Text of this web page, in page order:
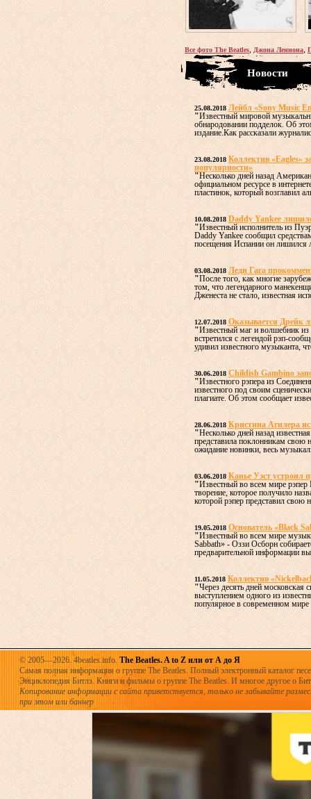
Все фото The Beatles, Джона Леннона,
Новости
25.08.2018 Лейбл «Sony Music
"Известный мировой
обнародовании подделок. Об
издание.Как рассказали
23.08.2018 Коллектив «Eagles»
популярности»
"Несколько дней назад
официальном ресурсе в
пластинок, который возглавил
10.08.2018 Daddy Yankee
"Известный исполнитель из
Daddy Yankee сообщил
посещения Испании он
03.08.2018 Леди Гага
"После того, как многие
том, что легендарного
Дженеста не стало, известная
12.07.2018 Оказывается Дрейк
"Известный маг и волшебник из
встретился с легендой рэп-
удивил известного музыканта,
30.06.2018 Childish Gambino
"Известного рэпера из
известного под своим
плагиате. Об этом сообщает
28.06.2018 Кристина Агилера
"Несколько дней назад
представила поклонникам свою
ожидание новинки, весь
03.06.2018 Канье Уэст устроил
"Известный во всем мире рэпер
творение, которое получило
которой рэпер представил свою
19.05.2018 Основатель «Black
"Известный во всем мире
Sabbath» - Оззи Осборн
предварительной информации
11.05.2018 Коллектив
"Через десять дней московская
выступлением одного из
популярное в современном мире
© 2005—2026. 4beatles.info. The Beatles. A to Z или от А до Я
Самая полная информация о группе The Beatles. Полный электронный каталог
Энциклопедия Битлз. Книги и фильмы о группе The Beatles. И многое другое о
Копирование информации с сайта приветствуется, только не забывайте
при этом или баннер